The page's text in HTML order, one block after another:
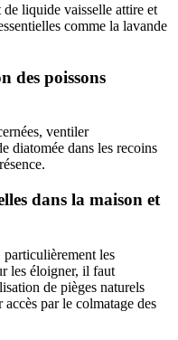
liquide vaisselle attire et
comme la lavande
des poissons
ventiler
diatomée dans les recoins
dans la maison et
les
les éloigner, il faut
de pièges naturels
par le colmatage des